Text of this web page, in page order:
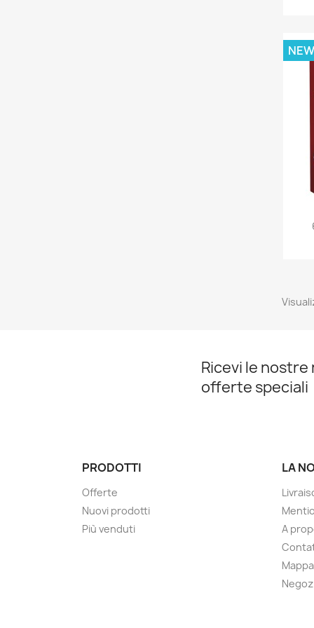
Ricevi le nostre
offerte speciali
PRODOTTI
Offerte
Nuovi prodotti
Più venduti
LA
A